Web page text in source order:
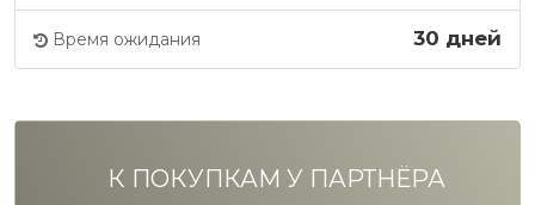
Время ожидания 30 дней
К ПОКУПКАМ У ПАРТНЁРА